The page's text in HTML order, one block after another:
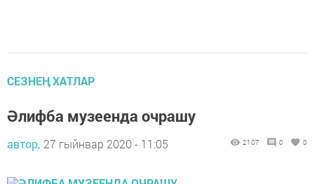
СЕЗНЕҢ ХАТЛАР
Әлифба музеенда очрашу
автор, 27 гыйнвар 2020 - 11:05 2107 0 0